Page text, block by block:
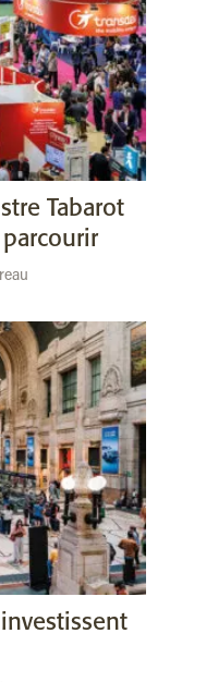
Tabarot